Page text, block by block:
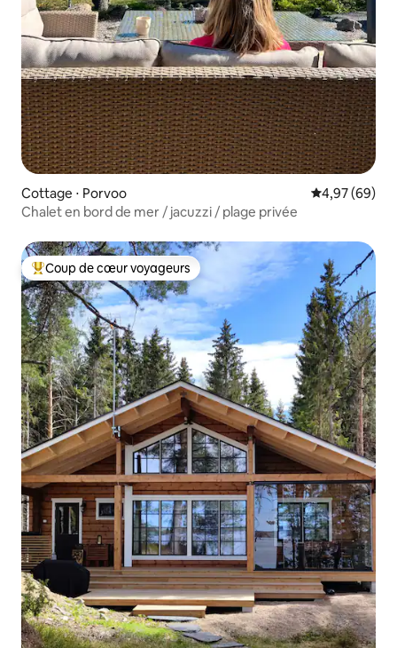
Cottage ⋅ Porvoo Évaluation
4,97 (69)
Chalet en bord de mer / jacuzzi / plage privée
Coups de cœur voyageurs les plus appréciés
Coup de cœur voyageurs